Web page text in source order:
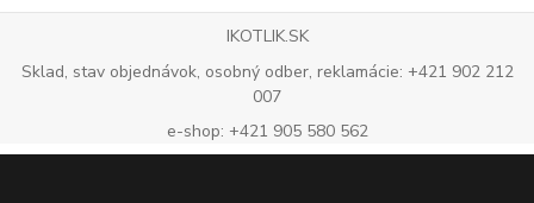
IKOTLIK.SK
Sklad, stav objednávok, osobný odber, reklamácie: +421 902 212
007
e-shop: +421 905 580 562